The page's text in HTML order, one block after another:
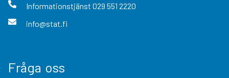
Informationstjänst 029 551 2220
info@stat.fi
Fråga oss